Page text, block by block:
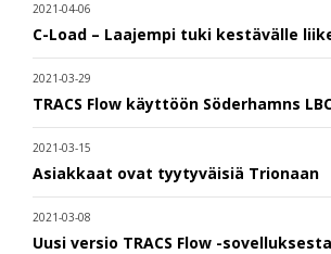
2021-04-06
C-Load – Laajempi tuki kestävälle
2021-03-29
TRACS Flow käyttöön Söderhamns
2021-03-15
Asiakkaat ovat tyytyväisiä Trionaan
2021-03-08
Uusi versio TRACS Flow -sovelluksesta